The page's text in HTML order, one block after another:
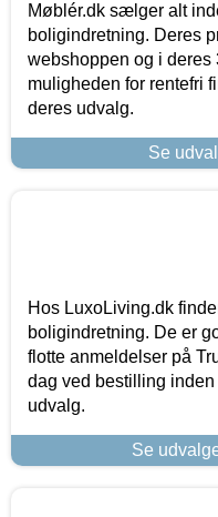
Møblér.dk sælger alt
boligindretning. Deres
webshoppen og i deres
muligheden for rentefri
deres udvalg.
Se
Hos LuxoLiving.dk
boligindretning. De er
flotte anmeldelser på
dag ved bestilling
udvalg.
Se